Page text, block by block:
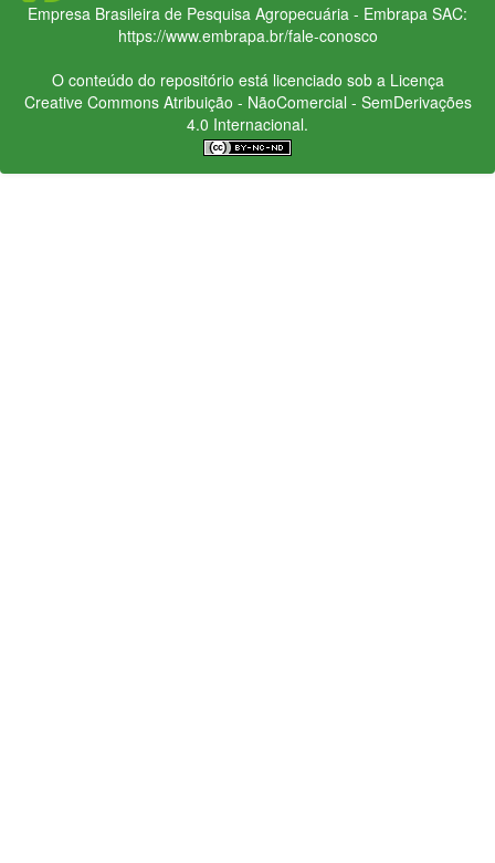
Empresa Brasileira de Pesquisa Agropecuária - Embrapa SAC:
https://www.embrapa.br/fale-conosco
O conteúdo do repositório está licenciado sob a Licença
Creative CommonsAtribuição - NãoComercial - SemDerivações
4.0 Internacional.